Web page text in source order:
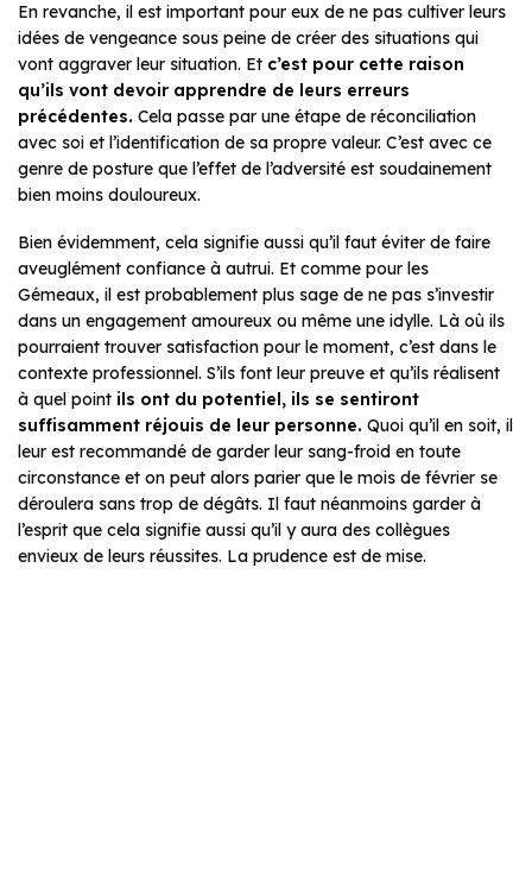
En revanche, il est important pour eux de ne pas cultiver leurs
idées de vengeance sous peine de créer des situations qui
vont aggraver leur situation. Et c’est pour cette raison
qu’ils vont devoir apprendre de leurs erreurs
précédentes. Cela passe par une étape de réconciliation
avec soi et l’identification de sa propre valeur. C’est avec ce
genre de posture que l’effet de l’adversité est soudainement
bien moins douloureux.
Bien évidemment, cela signifie aussi qu’il faut éviter de faire
aveuglément confiance à autrui. Et comme pour les
Gémeaux, il est probablement plus sage de ne pas s’investir
dans un engagement amoureux ou même une idylle. Là où ils
pourraient trouver satisfaction pour le moment, c’est dans le
contexte professionnel. S’ils font leur preuve et qu’ils réalisent
à quel point ils ont du potentiel, ils se sentiront
suffisamment réjouis de leur personne. Quoi qu’il en soit, il
leur est recommandé de garder leur sang-froid en toute
circonstance et on peut alors parier que le mois de février se
déroulera sans trop de dégâts. Il faut néanmoins garder à
l’esprit que cela signifie aussi qu’il y aura des collègues
envieux de leurs réussites. La prudence est de mise.